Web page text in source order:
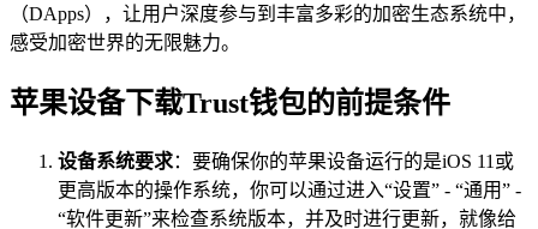
（DApps），让用户深度参与到丰富多彩的加密生态系统中，
感受加密世界的无限魅力。
苹果设备下载Trust钱包的前提条件
设备系统要求：要确保你的苹果设备运行的是iOS 11或
更高版本的操作系统，你可以通过进入“设置” - “通用” -
“软件更新”来检查系统版本，并及时进行更新，就像给